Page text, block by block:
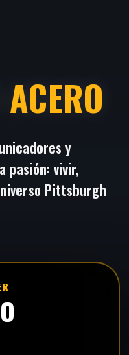
y
pasión: vivir,
Pittsburgh